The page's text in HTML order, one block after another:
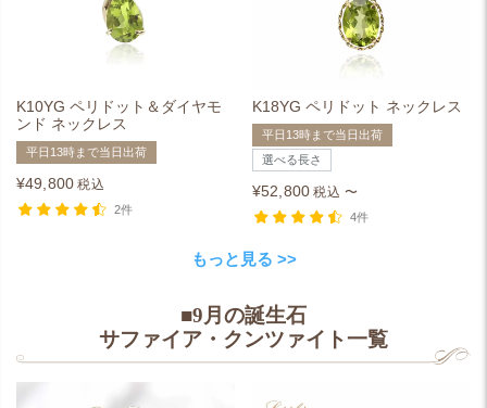
K10YG ペリドット＆ダイヤモ
ンド ネックレス
平日13時まで当日出荷
¥49,800 税込
2件
K18YG ペリドット ネックレス
平日13時まで当日出荷
選べる長さ
¥52,800 税込 〜
4件
もっと見る >>
■9月の誕生石
サファイア・クンツァイト一覧